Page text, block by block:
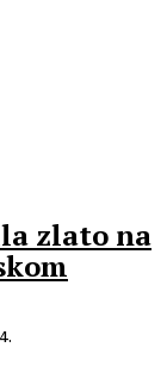
zlato na